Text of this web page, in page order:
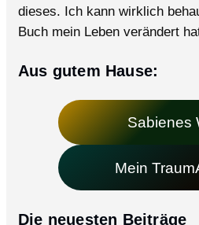
dieses. Ich kann wirklich
Buch mein Leben verändert
Aus gutem Hause:
Sabienes
Mein
Die neuesten Beiträge